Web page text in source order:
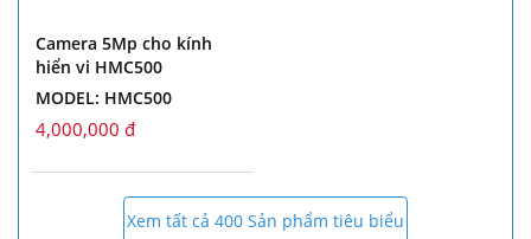
Camera 5Mp cho kính
hiển vi HMC500
MODEL: HMC500
4,000,000 đ
Xem tất cả 400 Sản phẩm tiêu biểu